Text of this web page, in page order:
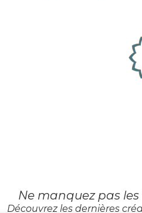
Ne manquez pas
Découvrez les dernières